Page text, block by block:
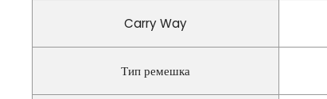
Carry Way
Тип ремешка